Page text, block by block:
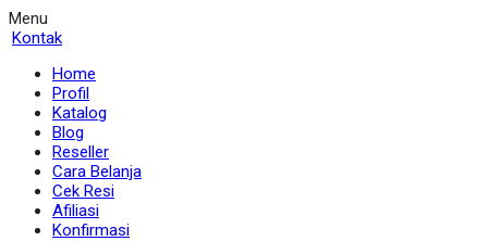
Menu
Kontak
Home
Profil
Katalog
Blog
Reseller
Cara Belanja
Cek Resi
Afiliasi
Konfirmasi